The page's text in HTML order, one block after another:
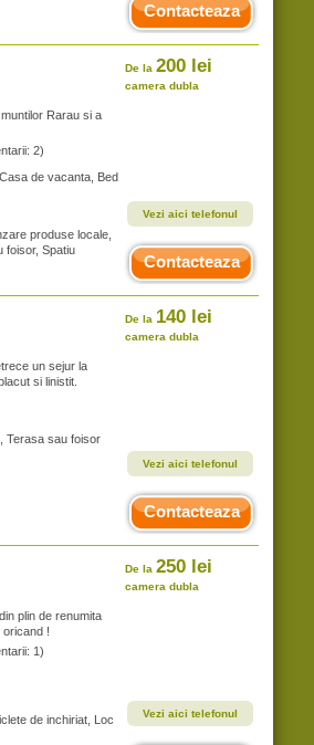
Contacteaza
Rarau si a
2)
, Casa de vacanta, Bed
produse locale,
foisor, Spatiu
De la 200 lei
camera dubla
Vezi aici telefonul
Contacteaza
un sejur la
si linistit.
Terasa sau foisor
De la 140 lei
camera dubla
Vezi aici telefonul
Contacteaza
plin de renumita
!
1)
de inchiriat, Loc
De la 250 lei
camera dubla
Vezi aici telefonul